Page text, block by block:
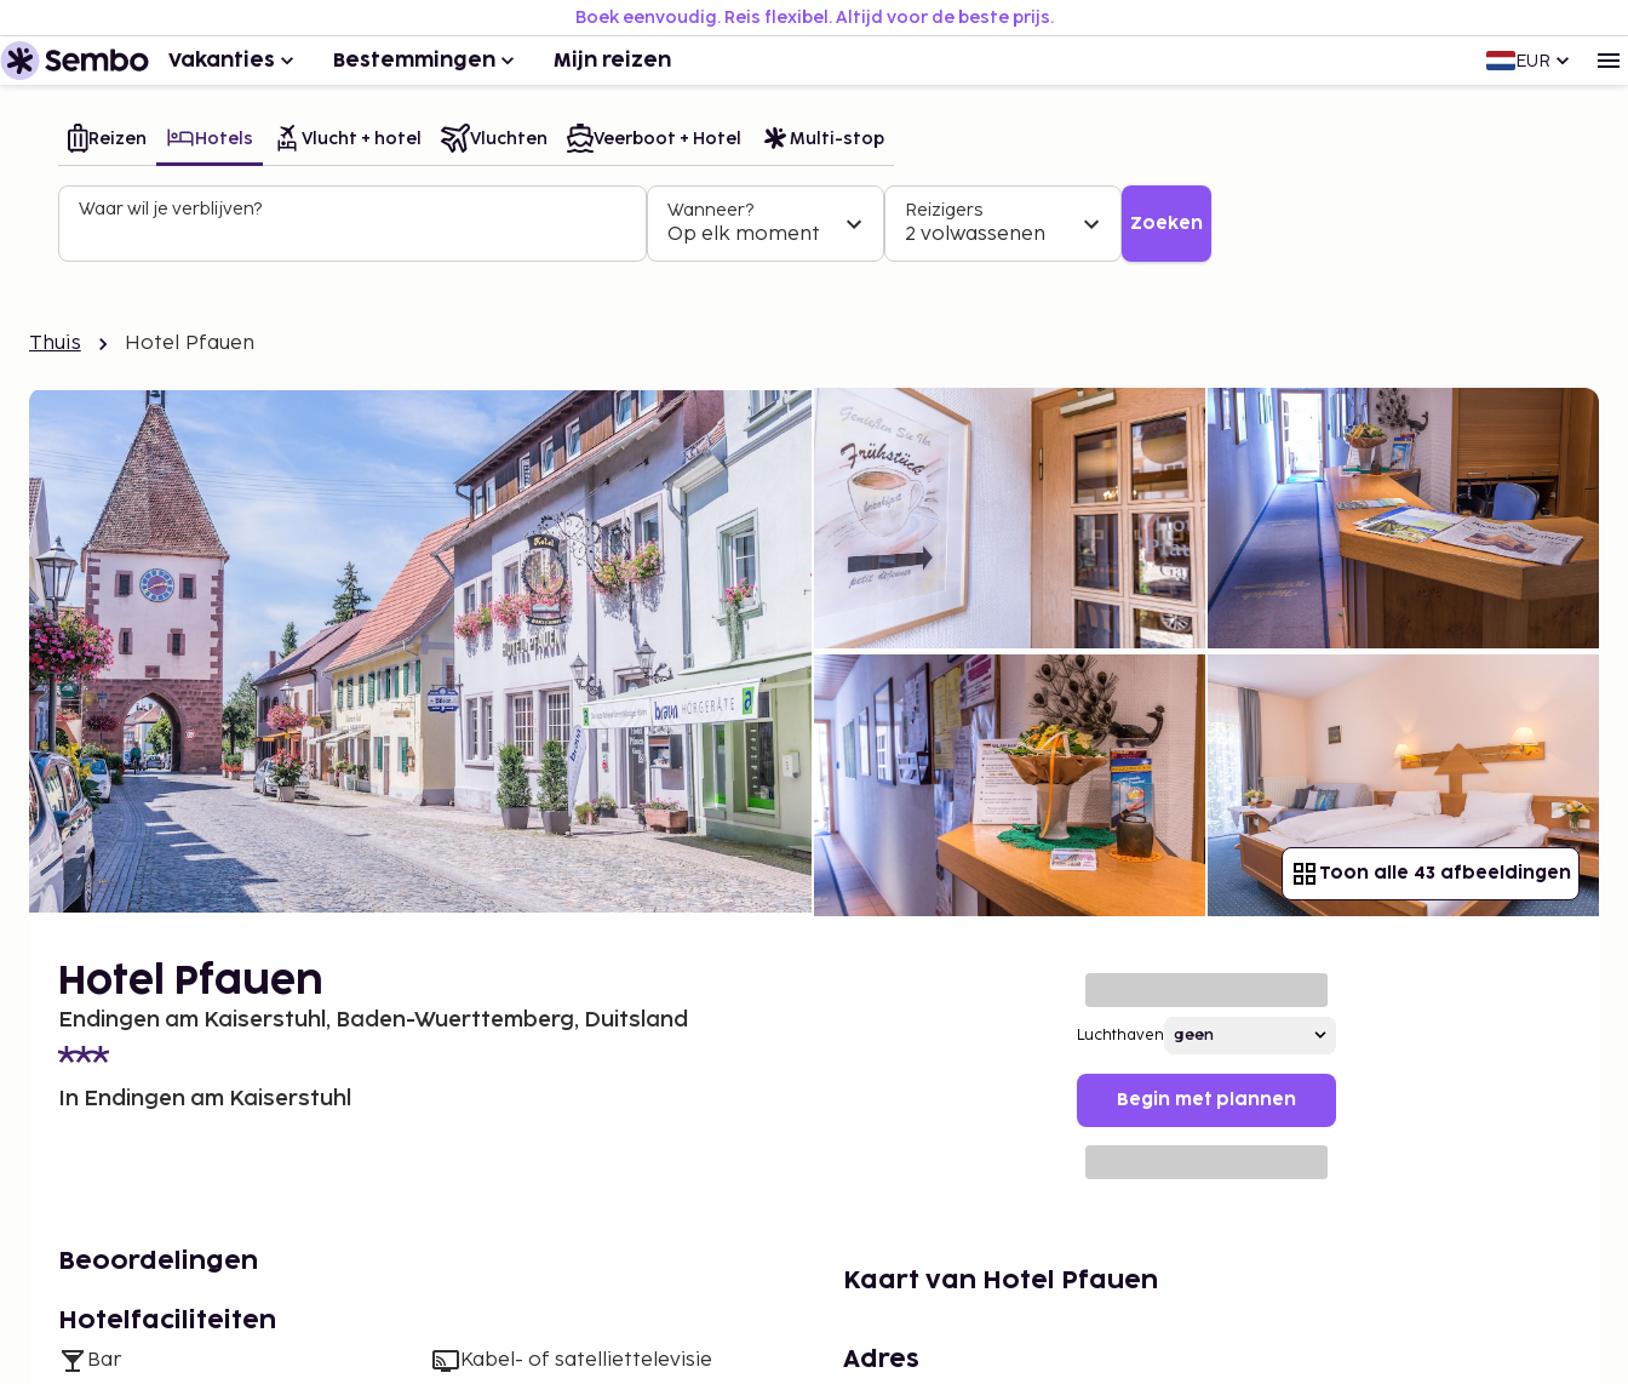
Boek eenvoudig. Reis flexibel. Altijd voor de beste prijs.
Vakanties Bestemmingen Mijn reizen EUR
Reizen Hotels Vlucht + hotel Vluchten Veerboot + Hotel Multi-stop
Waar wil je verblijven? Wanneer?
Op elk moment
Reizigers
2 volwassenen Zoeken
Thuis Hotel Pfauen
Toon alle 43 afbeeldingen
Hotel Pfauen
Endingen am Kaiserstuhl, Baden-Wuerttemberg, Duitsland
In Endingen am Kaiserstuhl
Luchthaven
Begin met plannen
Beoordelingen
Hotelfaciliteiten
Bar
Kabel- of satelliettelevisie
Kaart van Hotel Pfauen
Adres